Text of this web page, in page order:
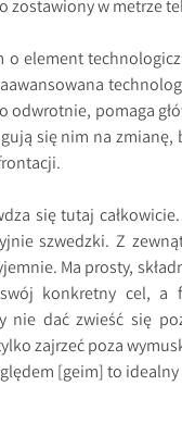
zostawiony w metrze
o element
odwrotnie, pomaga
się nim na
się tutaj
szwedzki. Z
Ma prosty,
konkretny cel, a
nie dać zwieść się
zajrzeć poza
[geim] to